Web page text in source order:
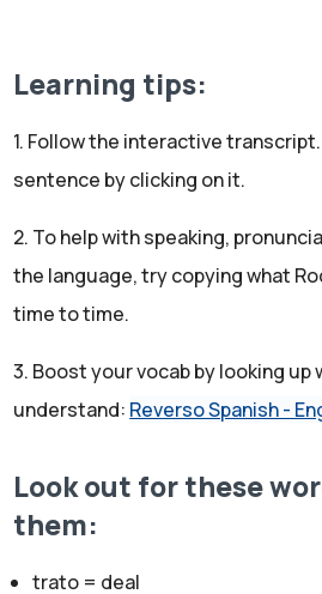
Eres libre de pasar. De pasar de
Jesús:
Vale. Trato.
Rocío:
Primera pregunta. Es un poco
quién fue tu primer beso?
Jesús:
Pues mira, me acuerdo
o mi primer intento de beso?
Rocío:
Suena más divertido eso de
Jesús:
Pues mira, te voy a contar mi
Rocío:
Learning tips:
1. Follow the interactive
sentence by clicking on it.
2. To help with speaking,
the language, try copying what
time to time.
3. Boost your vocab by looking up
understand: Reverso Spanish -
Look out for these
them:
trato = deal